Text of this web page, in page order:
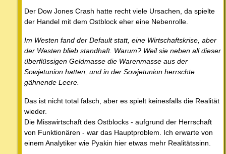
Der Dow Jones Crash hatte recht viele Ursachen, da spielte
der Handel mit dem Ostblock eher eine Nebenrolle.
Im Westen fand der Default statt, eine Wirtschaftskrise, aber
der Westen blieb standhaft. Warum? Weil sie neben all dieser
überflüssigen Geldmasse die Warenmasse aus der
Sowjetunion hatten, und in der Sowjetunion herrschte
gähnende Leere.
Das ist nicht total falsch, aber es spielt keinesfalls die Realität
wieder.
Die Misswirtschaft des Ostblocks - aufgrund der Herrschaft
von Funktionären - war das Hauptproblem. Ich erwarte von
einem Analytiker wie Pyakin hier etwas mehr Realitätssinn.